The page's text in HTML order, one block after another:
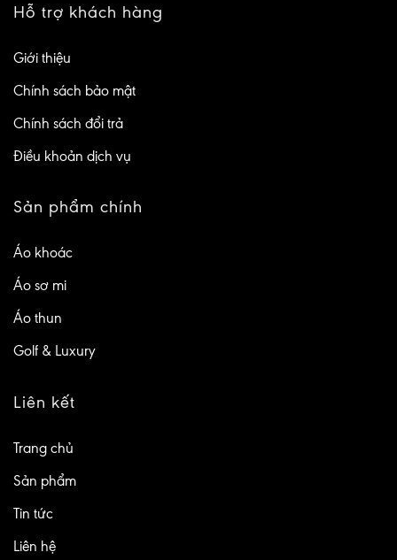
Hỗ trợ khách hàng
Giới thiệu
Chính sách bảo mật
Chính sách đổi trả
Điều khoản dịch vụ
Sản phẩm chính
Áo khoác
Áo sơ mi
Áo thun
Golf & Luxury
Liên kết
Trang chủ
Sản phẩm
Tin tức
Liên hệ